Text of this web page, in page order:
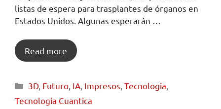
listas de espera para trasplantes de órganos en
Estados Unidos. Algunas esperarán …
Read more
3D, Futuro IA Impresos ,Tecnologia
Tecnologia Cuantica